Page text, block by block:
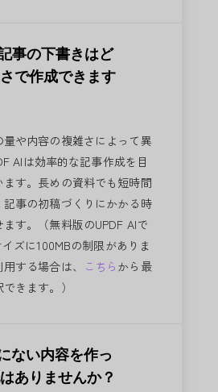
事の下書きはど
で作成できます
や内容の複雑さによって異
AIは効率的な記事作成を目
す。長めの資料でも短時間
記事の初稿づくりにかかる時
す。（無料版のUPDF AIで
ズに100MBの制限がありま
する場合は、
こちら から最
きます。）
ない内容を作っ
ありませんか？